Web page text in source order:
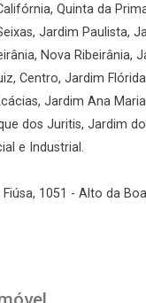
Quinta da
Jardim Paulista,
Nova Ribeirânia,
Centro, Jardim
Jardim Ana
dos Juritis, Jardim
e Industrial.
1051 - Alto da